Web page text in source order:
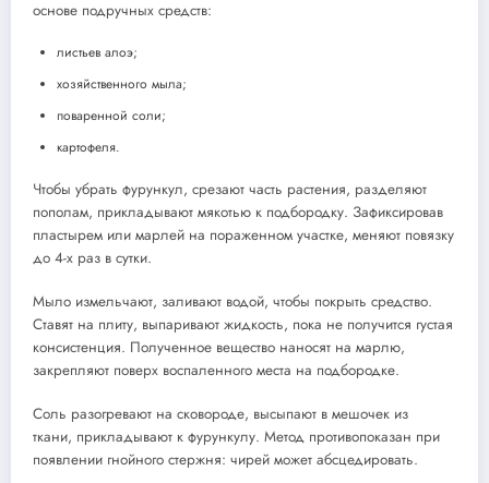
основе подручных средств:
листьев алоэ;
хозяйственного мыла;
поваренной соли;
картофеля.
Чтобы убрать фурункул, срезают часть растения, разделяют
пополам, прикладывают мякотью к подбородку. Зафиксировав
пластырем или марлей на пораженном участке, меняют повязку
до 4-х раз в сутки.
Мыло измельчают, заливают водой, чтобы покрыть средство.
Ставят на плиту, выпаривают жидкость, пока не получится густая
консистенция. Полученное вещество наносят на марлю,
закрепляют поверх воспаленного места на подбородке.
Соль разогревают на сковороде, высыпают в мешочек из
ткани, прикладывают к фурункулу. Метод противопоказан при
появлении гнойного стержня: чирей может абсцедировать.